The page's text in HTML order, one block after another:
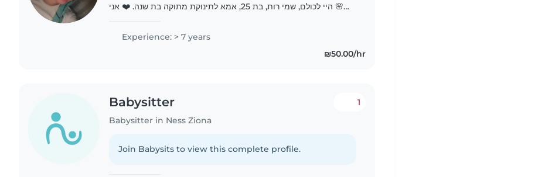
🌸 היי לכולם, שמי רות, בת 25, אמא לתינוקת מתוקה בת שנה. ❤️ אני
Experience: > 7 years
₪50.00/hr
Babysitter
Babysitter in Ness Ziona
1
Join Babysits to view this complete profile.